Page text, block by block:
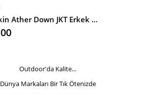
Jack Wolfskin Ather Down JKT Erkek Outdoor Ceket
Outdoor'da Kalite...
Dünya Markaları Bir Tık Ötenizde